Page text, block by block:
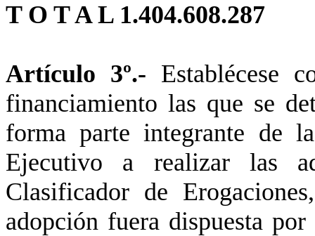
T O T A L 1.404.608.287
Artículo 3º.- Establécese
financiamiento las que se
forma parte integrante de
Ejecutivo a realizar las
Clasificador de
adopción fuera dispuesta